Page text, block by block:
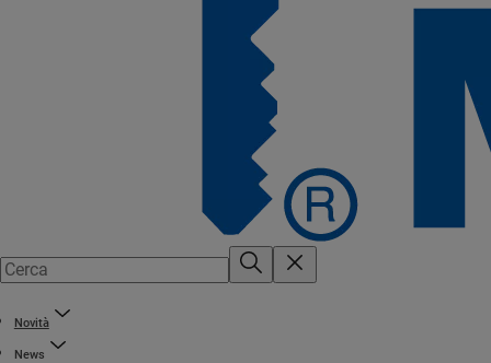
Novità
News